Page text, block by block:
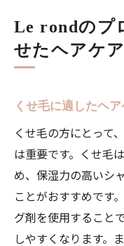
Le rondのプ
せたヘアケ
くせ毛に適したヘ
くせ毛の方にとって
は重要です。くせ毛
め、保湿力の高いシ
ことがおすすめです
グ剤を使用すること
しやすくなります。